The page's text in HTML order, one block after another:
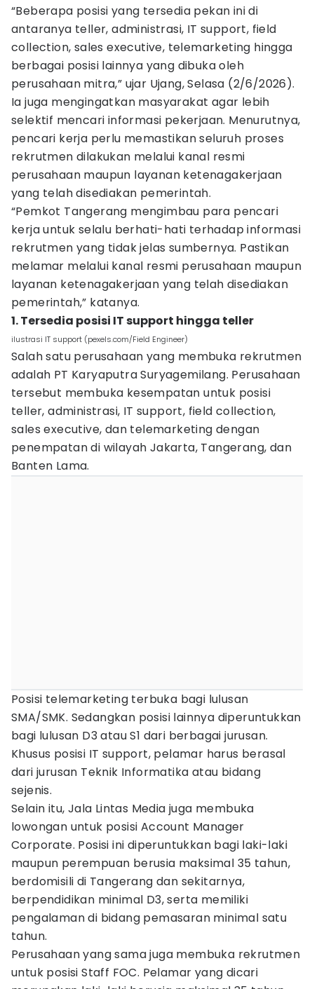
“Beberapa posisi yang tersedia pekan ini di
antaranya teller, administrasi, IT support, field
collection, sales executive, telemarketing hingga
berbagai posisi lainnya yang dibuka oleh
perusahaan mitra,” ujar Ujang, Selasa (2/6/2026).
Ia juga mengingatkan masyarakat agar lebih
selektif mencari informasi pekerjaan. Menurutnya,
pencari kerja perlu memastikan seluruh proses
rekrutmen dilakukan melalui kanal resmi
perusahaan maupun layanan ketenagakerjaan
yang telah disediakan pemerintah.
“Pemkot Tangerang mengimbau para pencari
kerja untuk selalu berhati-hati terhadap informasi
rekrutmen yang tidak jelas sumbernya. Pastikan
melamar melalui kanal resmi perusahaan maupun
layanan ketenagakerjaan yang telah disediakan
pemerintah,” katanya.
1. Tersedia posisi IT support hingga teller
ilustrasi IT support (pexels.com/Field Engineer)
Salah satu perusahaan yang membuka rekrutmen
adalah PT Karyaputra Suryagemilang. Perusahaan
tersebut membuka kesempatan untuk posisi
teller, administrasi, IT support, field collection,
sales executive, dan telemarketing dengan
penempatan di wilayah Jakarta, Tangerang, dan
Banten Lama.
Posisi telemarketing terbuka bagi lulusan
SMA/SMK. Sedangkan posisi lainnya diperuntukkan
bagi lulusan D3 atau S1 dari berbagai jurusan.
Khusus posisi IT support, pelamar harus berasal
dari jurusan Teknik Informatika atau bidang
sejenis.
Selain itu, Jala Lintas Media juga membuka
lowongan untuk posisi Account Manager
Corporate. Posisi ini diperuntukkan bagi laki-laki
maupun perempuan berusia maksimal 35 tahun,
berdomisili di Tangerang dan sekitarnya,
berpendidikan minimal D3, serta memiliki
pengalaman di bidang pemasaran minimal satu
tahun.
Perusahaan yang sama juga membuka rekrutmen
untuk posisi Staff FOC. Pelamar yang dicari